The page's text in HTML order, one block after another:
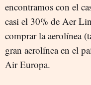
encontramos con el
casi el 30% de Aer
comprar la aerolínea
gran aerolínea en el
Air Europa.